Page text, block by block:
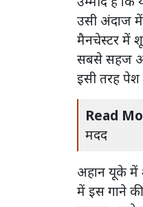
उसी अंदाज में
मैनचेस्टर में
सबसे सहज
इसी तरह पेश
Read
मदद
अहान यूके में
में इस गाने